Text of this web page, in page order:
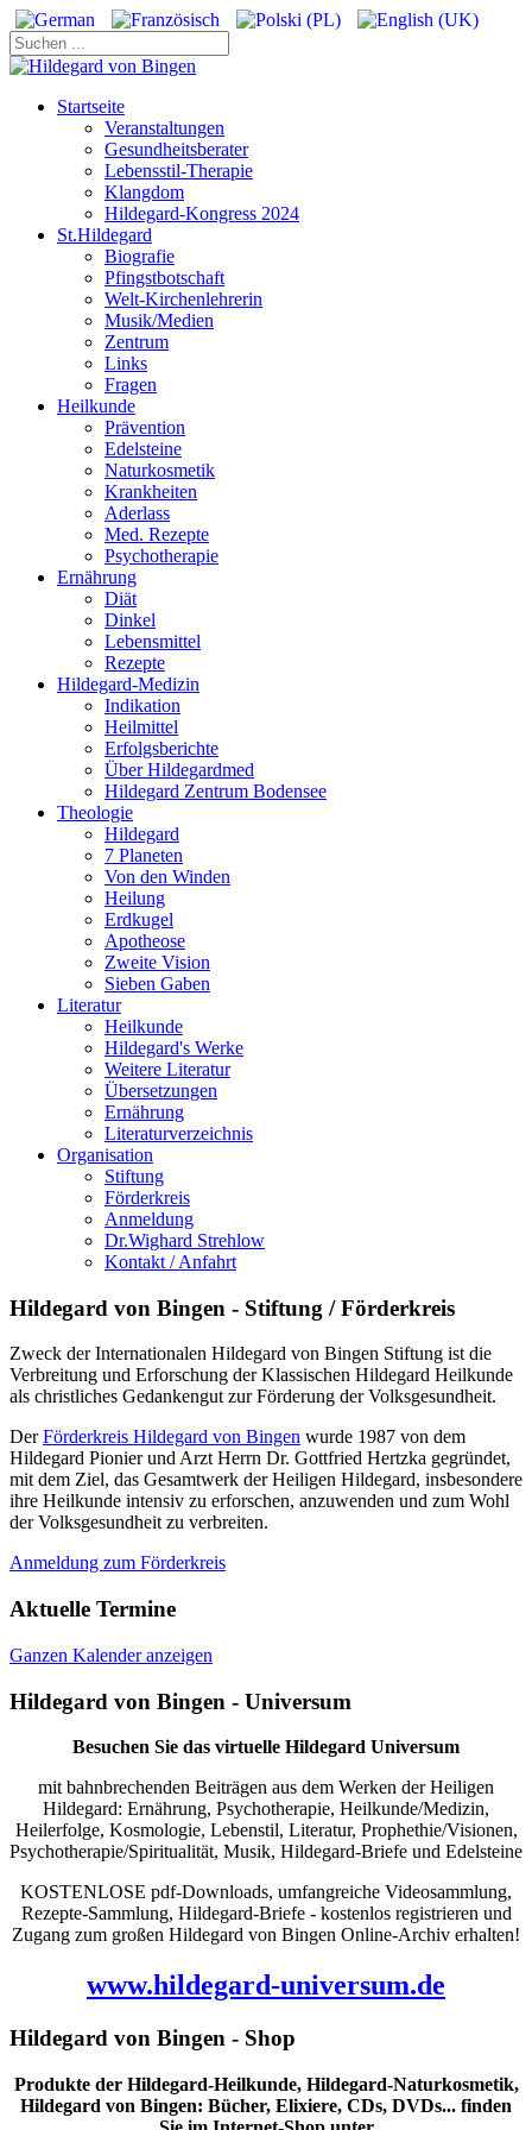
Startseite
Veranstaltungen
Gesundheitsberater
Lebensstil-Therapie
Klangdom
Hildegard-Kongress 2024
St.Hildegard
Biografie
Pfingstbotschaft
Welt-Kirchenlehrerin
Musik/Medien
Zentrum
Links
Fragen
Heilkunde
Prävention
Edelsteine
Naturkosmetik
Krankheiten
Aderlass
Med. Rezepte
Psychotherapie
Ernährung
Diät
Dinkel
Lebensmittel
Rezepte
Hildegard-Medizin
Indikation
Heilmittel
Erfolgsberichte
Über Hildegardmed
Hildegard Zentrum Bodensee
Theologie
Hildegard
7 Planeten
Von den Winden
Heilung
Erdkugel
Apotheose
Zweite Vision
Sieben Gaben
Literatur
Heilkunde
Hildegard's Werke
Weitere Literatur
Übersetzungen
Ernährung
Literaturverzeichnis
Organisation
Stiftung
Förderkreis
Anmeldung
Dr.Wighard Strehlow
Kontakt / Anfahrt
Hildegard von Bingen - Stiftung / Förderkreis
Zweck der Internationalen Hildegard von Bingen Stiftung ist die
Verbreitung und Erforschung der Klassischen Hildegard Heilkunde
als christliches Gedankengut zur Förderung der Volksgesundheit.
DerFörderkreis Hildegard von Bingen wurde 1987 von dem
Hildegard Pionier und Arzt Herrn Dr. Gottfried Hertzka gegründet,
mit dem Ziel, das Gesamtwerk der Heiligen Hildegard, insbesondere
ihre Heilkunde intensiv zu erforschen, anzuwenden und zum Wohl
der Volksgesundheit zu verbreiten.
Anmeldung zum Förderkreis
Aktuelle Termine
Ganzen Kalender anzeigen
Hildegard von Bingen - Universum
Besuchen Sie das virtuelle Hildegard Universum
mit bahnbrechenden Beiträgen aus dem Werken der Heiligen
Hildegard: Ernährung, Psychotherapie, Heilkunde/Medizin,
Heilerfolge, Kosmologie, Lebenstil, Literatur, Prophethie/Visionen,
Psychotherapie/Spiritualität, Musik, Hildegard-Briefe und Edelsteine
KOSTENLOSE pdf-Downloads, umfangreiche Videosammlung,
Rezepte-Sammlung, Hildegard-Briefe - kostenlos registrieren und
Zugang zum großen Hildegard von Bingen Online-Archiv erhalten!
www.hildegard-universum.de
Hildegard von Bingen - Shop
Produkte der Hildegard-Heilkunde, Hildegard-Naturkosmetik,
Hildegard von Bingen: Bücher, Elixiere, CDs, DVDs... finden